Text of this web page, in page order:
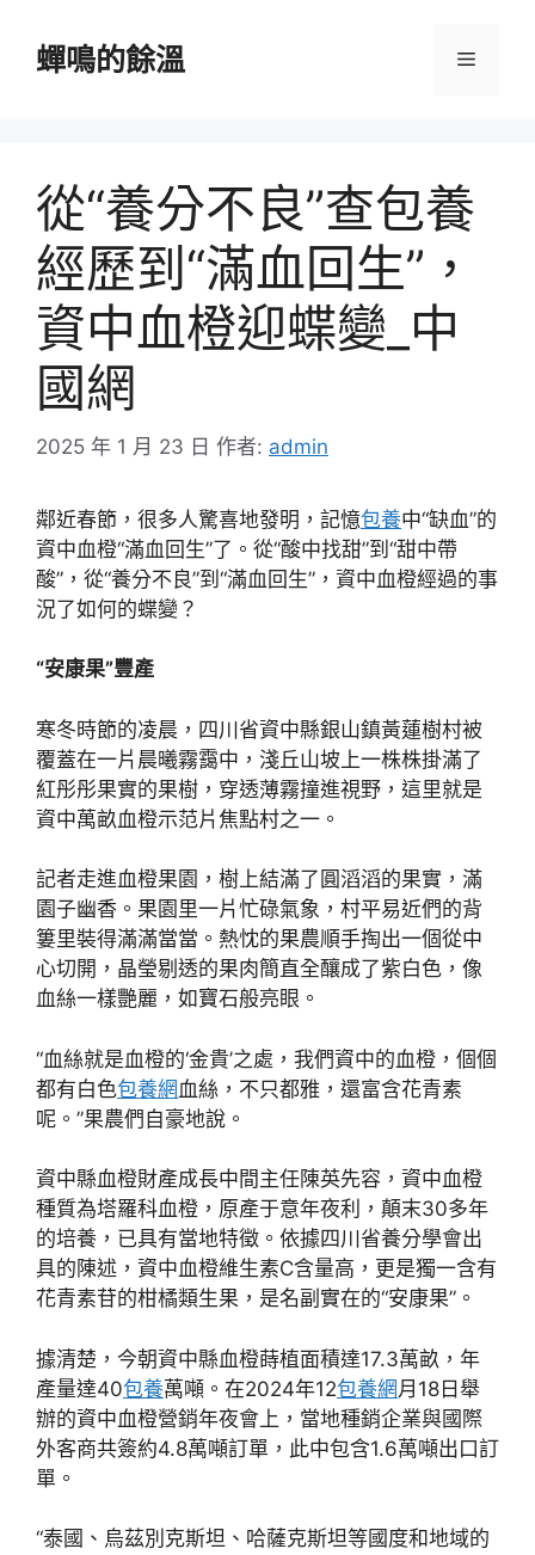
蟬鳴的餘溫 選
從“養分不良”查包養
經歷到“滿血回生”，
資中血橙迎蝶變_中
國網
2025 年 1 月 23 日 作者: admin
鄰近春節，很多人驚喜地發明，記憶包養中“缺血”的
資中血橙“滿血回生”了。從“酸中找甜”到“甜中帶
酸”，從“養分不良”到“滿血回生”，資中血橙經過的事
況了如何的蝶變？
“安康果”豐產
寒冬時節的凌晨，四川省資中縣銀山鎮黃蓮樹村被
覆蓋在一片晨曦霧靄中，淺丘山坡上一株株掛滿了
紅彤彤果實的果樹，穿透薄霧撞進視野，這里就是
資中萬畝血橙示范片焦點村之一。
記者走進血橙果園，樹上結滿了圓滔滔的果實，滿
園子幽香。果園里一片忙碌氣象，村平易近們的背
簍里裝得滿滿當當。熱忱的果農順手掏出一個從中
心切開，晶瑩剔透的果肉簡直全釀成了紫白色，像
血絲一樣艷麗，如寶石般亮眼。
“血絲就是血橙的‘金貴’之處，我們資中的血橙，個個
都有白色包養網 血絲，不只都雅，還富含花青素
呢。”果農們自豪地說。
資中縣血橙財產成長中間主任陳英先容，資中血橙
種質為塔羅科血橙，原產于意年夜利，顛末30多年
的培養，已具有當地特徵。依據四川省養分學會出
具的陳述，資中血橙維生素C含量高，更是獨一含有
花青素苷的柑橘類生果，是名副實在的“安康果”。
據清楚，今朝資中縣血橙蒔植面積達17.3萬畝，年
產量達40包養萬噸。在2024年12包養網 月18日舉
辦的資中血橙營銷年夜會上，當地種銷企業與國際
外客商共簽約4.8萬噸訂單，此中包含1.6萬噸出口訂
單。
“泰國、烏茲別克斯坦、哈薩克斯坦等國度和地域的